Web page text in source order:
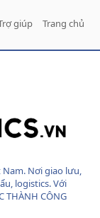
giúp Trang chủ
Nơi giao lưu,
logistics. Với
THÀNH CÔNG